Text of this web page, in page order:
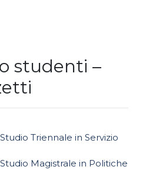
studenti –
Triennale in Servizio
Magistrale in Politiche